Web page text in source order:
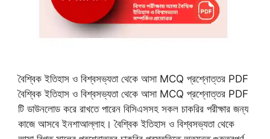
বৈশ্বিক ইতিহাস ও বিশ্বসভ্যতা থেকে আসা MCQ প্রশ্নোত্তর PDF
বৈশ্বিক ইতিহাস ও বিশ্বসভ্যতা থেকে আসা MCQ প্রশ্নোত্তর PDF
টি ডাউনলোড করে রাখতে পারেন বিসিএসসহ সকল চাকরির পরীক্ষার জন্য
কাজে আসবে ইনশাআল্লাহ। বৈশ্বিক ইতিহাস ও বিশ্বসভ্যতা থেকে